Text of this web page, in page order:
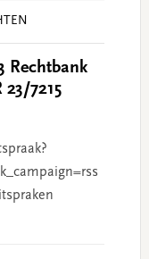
Rechtbank
7215